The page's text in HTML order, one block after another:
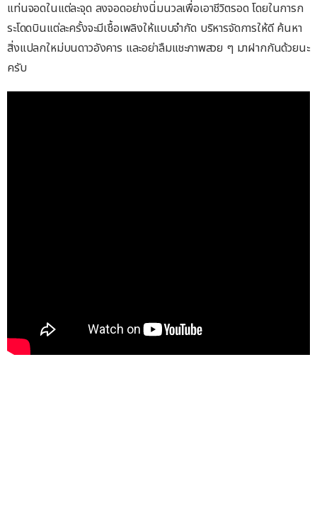
แท่นจอดในแต่ละจุด ลงจอดอย่างนิ่มนวลเพื่อเอาชีวิตรอด โดยในการก
ระโดดบินแต่ละครั้งจะมีเชื้อเพลิงให้แบบจำกัด บริหารจัดการให้ดี ค้นหา
สิ่งแปลกใหม่บนดาวอังคาร และอย่าลืมแชะภาพสวย ๆ มาฝากกันด้วยนะ
ครับ